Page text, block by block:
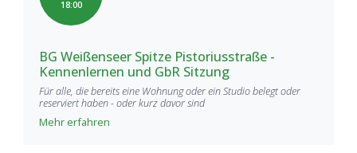
18:00
BG Weißenseer Spitze Pistoriusstraße -
Kennenlernen und GbR Sitzung
Für alle, die bereits eine Wohnung oder ein Studio belegt oder
reserviert haben - oder kurz davor sind
Mehr erfahren